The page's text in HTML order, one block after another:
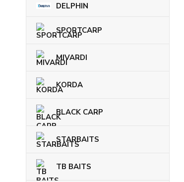
DELPHIN
SPORTCARP
MIVARDI
KORDA
BLACK CARP
STARBAITS
TB BAITS